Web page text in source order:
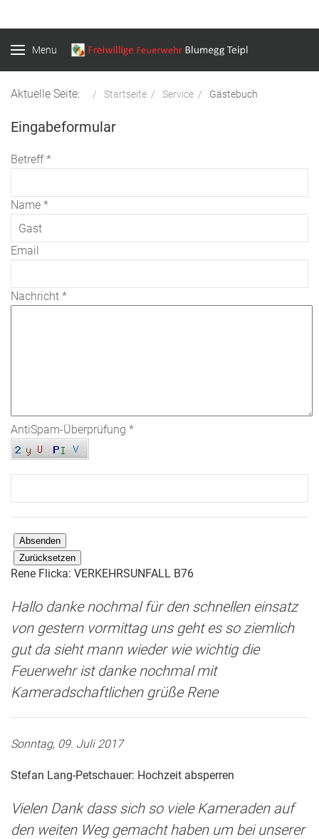
Menu
Aktuelle Seite: Startseite Service Gästebuch
Eingabeformular
Betreff*
Name *
Email
Nachricht *
AntiSpam-Überprüfung *
Absenden
Zurücksetzen
Rene Flicka: VERKEHRSUNFALL B76
Hallo danke nochmal für den schnellen einsatz
von gestern vormittag uns geht es so ziemlich
gut da sieht mann wieder wie wichtig die
Feuerwehr ist danke nochmal mit
Kameradschaftlichen grüße Rene
Sonntag, 09. Juli 2017
Stefan Lang-Petschauer: Hochzeit absperren
Vielen Dank dass sich so viele Kameraden auf
den weiten Weg gemacht haben um bei unserer